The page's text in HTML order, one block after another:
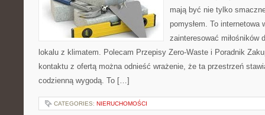
mają być nie tylko
pomysłem. To internetowa
zainteresować miłośników
lokalu z klimatem. Polecam Przepisy Zero-Waste i Poradnik
kontaktu z ofertą można odnieść wrażenie, że ta przestrzeń
codzienną wygodą. To […]
CATEGORIES: NIERUCHOMOŚCI